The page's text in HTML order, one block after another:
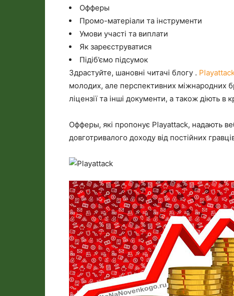
Офферы
Промо-матеріали та інструменти
Умови участі та виплати
Як зареєструватися
Підіб’ємо підсумок
Здрастуйте, шановні читачі блогу .
молодих, але перспективних міжнародних
ліцензії та інші документи, а також діють в
Офферы, які пропонує Playattack, надають
довготривалого доходу від постійних